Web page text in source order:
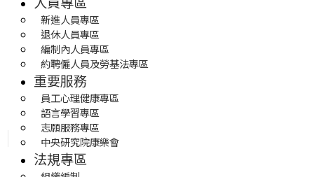
新進人員專區
退休人員專區
編制內人員專區
約聘僱人員及勞基法專區
重要服務
員工心理健康專區
語言學習專區
志願服務專區
中央研究院康樂會
法規專區